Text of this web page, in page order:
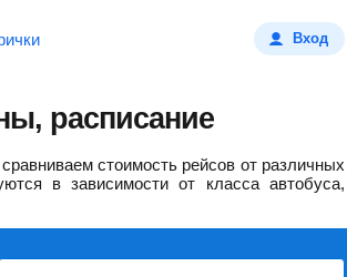
Вход
расписание
стоимость рейсов от различных
в зависимости от класса автобуса,